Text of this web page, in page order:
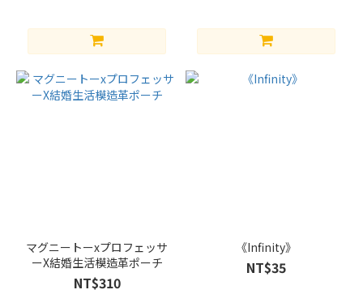
マグニートーxプロフェッサ
ーX結婚生活模造革ポーチ
NT$310
《Infinity》
NT$35